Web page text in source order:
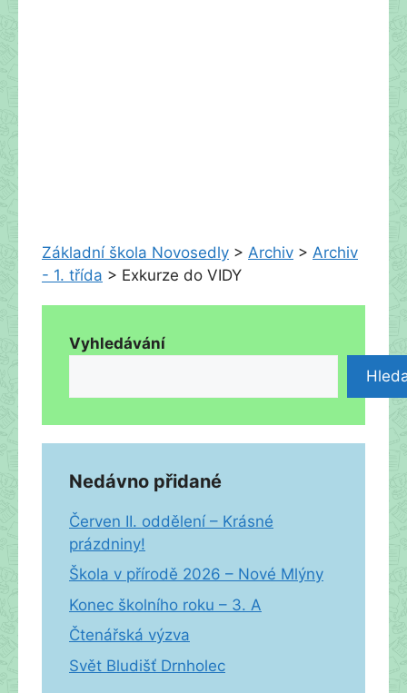
Základní škola Novosedly > Archiv > Archiv
- 1. třída > Exkurze do VIDY
Vyhledávání
Nedávno přidané
Červen II. oddělení – Krásné
prázdniny!
Škola v přírodě 2026 – Nové Mlýny
Konec školního roku – 3. A
Čtenářská výzva
Svět Bludišť Drnholec